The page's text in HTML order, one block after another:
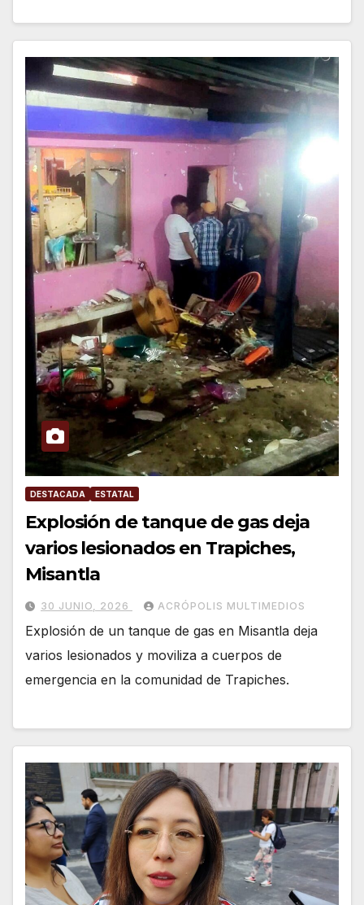
DESTACADA ESTATAL
Explosión de tanque de gas deja
varios lesionados en Trapiches,
Misantla
30 JUNIO, 2026 ACRÓPOLIS MULTIMEDIOS
Explosión de un tanque de gas en Misantla deja
varios lesionados y moviliza a cuerpos de
emergencia en la comunidad de Trapiches.